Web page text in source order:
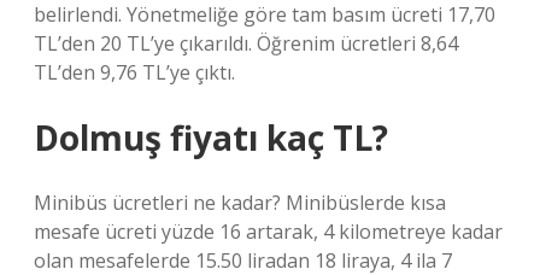
belirlendi. Yönetmeliğe göre tam basım ücreti 17,70
TL’den 20 TL’ye çıkarıldı. Öğrenim ücretleri 8,64
TL’den 9,76 TL’ye çıktı.
Dolmuş fiyatı kaç TL?
Minibüs ücretleri ne kadar? Minibüslerde kısa
mesafe ücreti yüzde 16 artarak, 4 kilometreye kadar
olan mesafelerde 15.50 liradan 18 liraya, 4 ila 7